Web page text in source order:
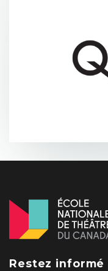
Restez informé